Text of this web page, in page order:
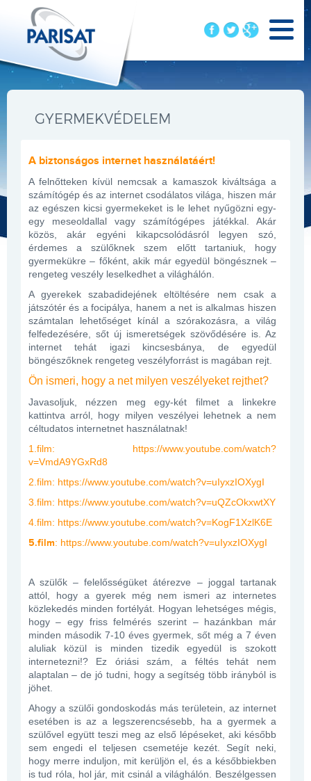
GYERMEKVÉDELEM
A biztonságos internet használatáért!
A felnőtteken kívül nemcsak a kamaszok kiváltsága a
számítógép és az internet csodálatos világa, hiszen már
az egészen kicsi gyermekeket is le lehet nyűgözni egy-
egy meseoldallal vagy számítógépes játékkal. Akár
közös, akár egyéni kikapcsolódásról legyen szó,
érdemes a szülőknek szem előtt tartaniuk, hogy
gyermekükre – főként, akik már egyedül böngésznek –
rengeteg veszély leselkedhet a világhálón.
A gyerekek szabadidejének eltöltésére nem csak a
játszótér és a focipálya, hanem a net is alkalmas hiszen
számtalan lehetőséget kínál a szórakozásra, a világ
felfedezésére, sőt új ismeretségek szövődésére is. Az
internet tehát igazi kincsesbánya, de egyedül
böngészőknek rengeteg veszélyforrást is magában rejt.
Ön ismeri, hogy a net milyen veszélyeket rejthet?
Javasoljuk, nézzen meg egy-két filmet a linkekre
kattintva arról, hogy milyen veszélyei lehetnek a nem
céltudatos internetnet használatnak!
1.film: https://www.youtube.com/watch?
v=VmdA9YGxRd8
2.film: https://www.youtube.com/watch?v=uIyxzIOXygI
3.film: https://www.youtube.com/watch?v=uQZcOkxwtXY
4.film: https://www.youtube.com/watch?v=KogF1XzlK6E
5.film: https://www.youtube.com/watch?v=uIyxzIOXygI
A szülők – felelősségüket átérezve – joggal tartanak
attól, hogy a gyerek még nem ismeri az internetes
közlekedés minden fortélyát. Hogyan lehetséges mégis,
hogy – egy friss felmérés szerint – hazánkban már
minden második 7-10 éves gyermek, sőt még a 7 éven
aluliak közül is minden tizedik egyedül is szokott
internetezni!? Ez óriási szám, a féltés tehát nem
alaptalan – de jó tudni, hogy a segítség több irányból is
jöhet.
Ahogy a szülői gondoskodás más területein, az internet
esetében is az a legszerencsésebb, ha a gyermek a
szülővel együtt teszi meg az első lépéseket, aki később
sem engedi el teljesen csemetéje kezét. Segít neki,
hogy merre induljon, mit kerüljön el, és a későbbiekben
is tud róla, hol jár, mit csinál a világhálón. Beszélgessen